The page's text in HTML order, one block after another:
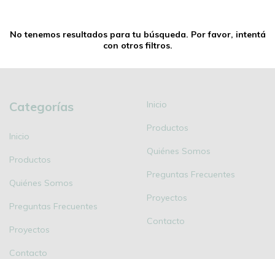
No tenemos resultados para tu búsqueda. Por favor, intentá
con otros filtros.
Categorías
Inicio
Productos
Quiénes Somos
Preguntas Frecuentes
Proyectos
Contacto
Inicio
Productos
Quiénes Somos
Preguntas Frecuentes
Proyectos
Contacto